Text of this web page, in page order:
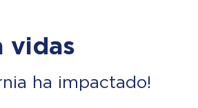
vidas
ha impactado!